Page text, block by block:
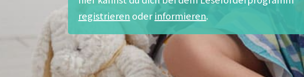
registrieren oderinformieren.